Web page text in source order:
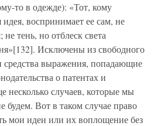
то в одежде): «Тот, кому
идея, воспринимает ее сам, не
тень, но отблеск света
Исключены из свободного
средства выражения, попадающие
о патентах и
несколько случаев, которые мы
будем. Вот в таком случае право
мои идеи или их воплощение без